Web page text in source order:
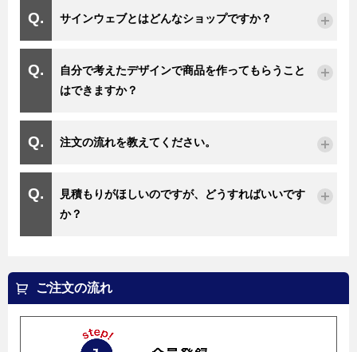
サインウェブとはどんなショップですか？
自分で考えたデザインで商品を作ってもらうこと
はできますか？
注文の流れを教えてください。
見積もりがほしいのですが、どうすればいいです
か？
ご注文の流れ